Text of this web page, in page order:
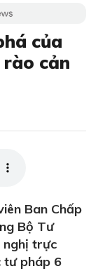
của
cản
Ban Chấp
Bộ Tư
nghị trực
tư pháp 6